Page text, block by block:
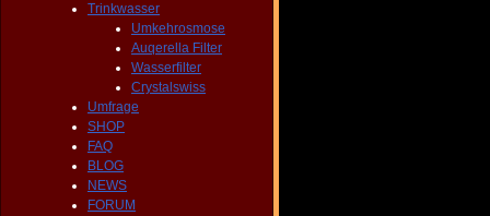
Trinkwasser
Umkehrosmose
Auqerella Filter
Wasserfilter
Crystalswiss
Umfrage
SHOP
FAQ
BLOG
NEWS
FORUM